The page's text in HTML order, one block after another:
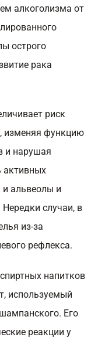
алкоголизма от
острого
рака
риск
изменяя функцию
и нарушая
активных
альвеолы и
случаи, в
из-за
рефлекса.
напитков
используемый
Его
реакции у